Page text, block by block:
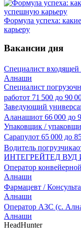
Формула успеха:
карьеру
Вакансии дня
Специалист
Алнаши
Специалист
работот 71 500 до 90
Заведующий
Аланашиот 66 000 до
Упаковщик /
Сарапулот 65 000 до
Водитель погрузчика
ИНТЕГРЕЙТЕД ВУД
Оператор
Алнаши
Фармацевт /
Алнаши
Оператор АЗС (с.
Алнаши
HeadHunter